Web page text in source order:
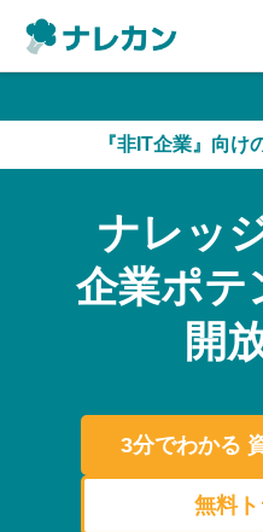
AI機能
ご利用企業様の声
セキュリティ
よくある質問
資料ダウンロード
『非IT企業』向け
ナレッ
企業ポテ
開
3分でわかる
無料